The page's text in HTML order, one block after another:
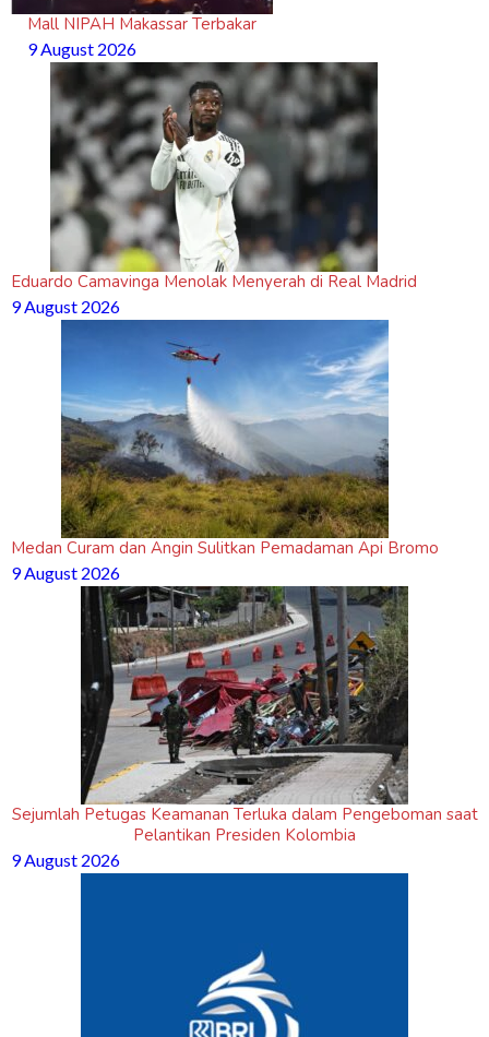
Mall NIPAH Makassar Terbakar
9 August 2026
Eduardo Camavinga Menolak Menyerah di Real Madrid
9 August 2026
Medan Curam dan Angin Sulitkan Pemadaman Api Bromo
9 August 2026
Sejumlah Petugas Keamanan Terluka dalam Pengeboman saat
Pelantikan Presiden Kolombia
9 August 2026